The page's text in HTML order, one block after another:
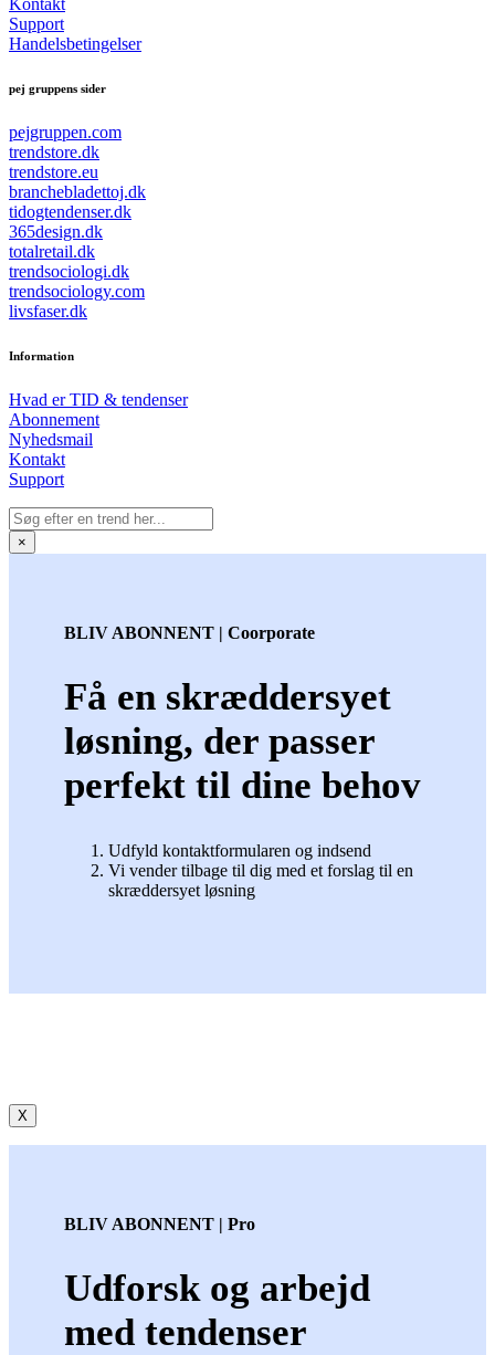
Kontakt
Support
Handelsbetingelser
pej gruppens sider
pejgruppen.com
trendstore.dk
trendstore.eu
branchebladettoj.dk
tidogtendenser.dk
365design.dk
totalretail.dk
trendsociologi.dk
trendsociology.com
livsfaser.dk
Information
Hvad er TID & tendenser
Abonnement
Nyhedsmail
Kontakt
Support
×
BLIV ABONNENT | Coorporate
Få en skræddersyet
løsning, der passer
perfekt til dine behov
Udfyld kontaktformularen og indsend
Vi vender tilbage til dig med et forslag til en
skræddersyet løsning
X
BLIV ABONNENT | Pro
Udforsk og arbejd
med tendenser